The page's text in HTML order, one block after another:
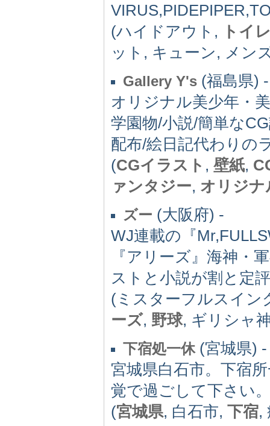
(ハイドアウト,
トイ
ット, キューン, メン
Gallery Y's (福島県) -
オリジナル美少年・
学園物/小説/簡単な
配布/絵日記代わりの
(CGイラスト , 壁紙,
ァンタジー, オリジナ
ズー (大阪府) -
WJ連載の『
『アリーズ』海神・
ストと小説が割と定
(ミスターフルスイン
ーズ, 野球, ギリシャ
下宿処一休(宮城県) -
宮城県白石市。下宿
覚で過ごして下さい
(宮城県, 白石市, 下宿,